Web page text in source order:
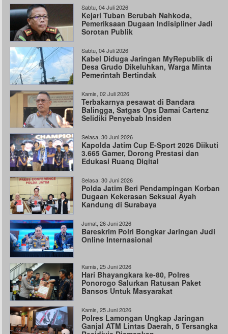
Sabtu, 04 Juli 2026
Kejari Tuban Berubah Nahkoda,
Pemeriksaan Dugaan Indisipliner Jadi
Sorotan Publik
Sabtu, 04 Juli 2026
Kabel Diduga Jaringan MyRepublik di
Desa Grudo Dikeluhkan, Warga Minta
Pemerintah Bertindak
Kamis, 02 Juli 2026
Terbakarnya pesawat di Bandara
Balingga, Satgas Ops Damai Cartenz
Selidiki Penyebab Insiden
Selasa, 30 Juni 2026
Kapolda Jatim Cup E-Sport 2026 Diikuti
3.665 Gamer, Dorong Prestasi dan
Edukasi Ruang Digital
Selasa, 30 Juni 2026
Polda Jatim Beri Pendampingan Korban
Dugaan Kekerasan Seksual Ayah
Kandung di Surabaya
Jumat, 26 Juni 2026
Bareskrim Polri Bongkar Jaringan Judi
Online Internasional
Kamis, 25 Juni 2026
Hari Bhayangkara ke-80, Polres
Ponorogo Salurkan Ratusan Paket
Bansos Untuk Masyarakat
Kamis, 25 Juni 2026
Polres Lamongan Ungkap Jaringan
Ganjal ATM Lintas Daerah, 5 Tersangka